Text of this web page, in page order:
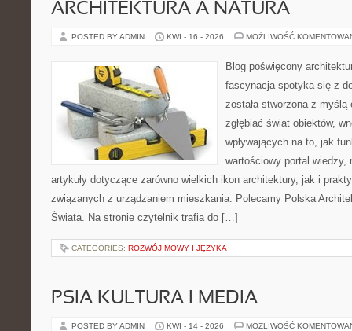
ARCHITEKTURA A NATURA
POSTED BY ADMIN KWI - 16 - 2026 MOŻLIWOŚĆ
Blog poświęcony
fascynacja spotyka się z
została stworzona z
zgłębiać świat obiektów,
wpływających na to, jak
wartościowy portal
artykuły dotyczące zarówno wielkich ikon architektury, jak i
związanych z urządzaniem mieszkania. Polecamy Polska
Świata. Na stronie czytelnik trafia do […]
CATEGORIES: ROZWÓJ MOWY I JĘZYKA
PSIA KULTURA I MEDIA
POSTED BY ADMIN KWI - 14 - 2026 MOŻLIWOŚĆ